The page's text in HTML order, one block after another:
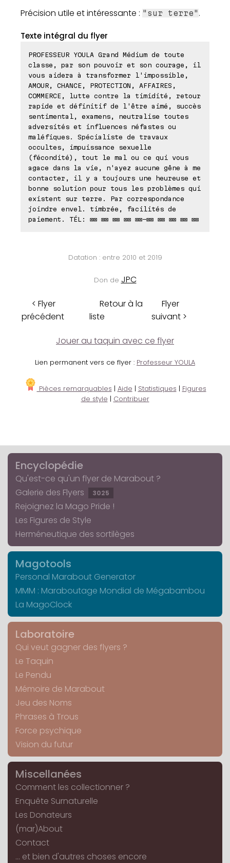
Précision utile et intéressante : "sur terre" .
Texte intégral du flyer
PROFESSEUR YOULA Grand Médium de toute
classe, par son pouvoir et son courage, il
vous aidera à transformer l'impossible,
AMOUR, CHANCE, PROTECTION, AFFAIRES,
COMMERCE, lutte contre la timidité, retour
rapide et définitif de l'être aimé, succès
sentimental, examens, neutralise toutes
adversités et influences néfastes ou
maléfiques. Spécialiste de travaux
occultes, impuissance sexuelle
(fécondité), tout le mal ou ce qui vous
agace dans la vie, n'ayez aucune gêne à me
contacter, il y a toujours une heureuse et
bonne solution pour tous les problèmes qui
existent sur terre. Par correspondance
joindre envel. timbrée, facilités de
paiement. TÉL: ⊠⊠ ⊠⊠ ⊠⊠ ⊠⊠ ⊠⊠-⊠⊠ ⊠⊠ ⊠⊠ ⊠⊠ ⊠⊠
Datation : entre 2010 et 2019
Don de JPC
< Flyer
précédent
Retour à la
liste
Flyer
suivant >
Jouer au taquin avec ce flyer
Lien permanent vers ce flyer : Professeur YOULA
Pièces remarquables | Aide | Statistiques | Figures
de style | Contribuer
Encyclopédie
Qu'est-ce qu'un flyer de Marabout ?
Galerie des Flyers
3025
Rejoignez la Mago Pride !
Les Figures de Style
Herméneutique des sortilèges
Magotools
Personal Marabout Generator
MMM : Maraboutage Mondial de Mégabambou
La MagoClock
Laboratoire
Qui veut gagner des flyers ?
Le Taquin
Le Pendu
Mémoire de Marabout
Jeu des Noms
Phrases à Trous
Force psychique
Vision du futur
Miscellanées
Comment les collectionner ?
Enquête Surnaturelle
Les Donateurs
(mar)About
Contact
... et bien d'autres choses encore